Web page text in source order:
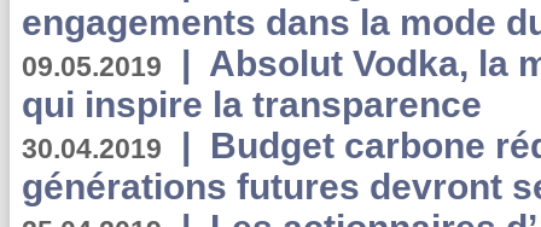
engagements dans la mode
09.05.2019 | Absolut Vodka, la
qui inspire la transparence
30.04.2019 | Budget carbone
générations futures devront